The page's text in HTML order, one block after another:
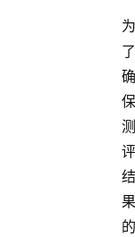
为
了
确
保
测
评
结
果
的